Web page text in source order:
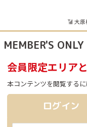
MEMBER'S ONLY
会員限定エリア
本コンテンツを閲覧するに
ログイン